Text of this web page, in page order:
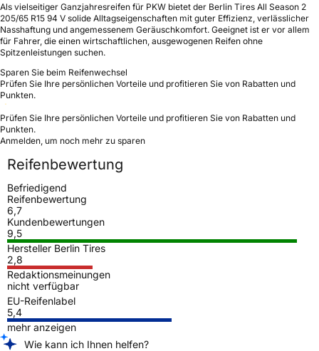
Als vielseitiger Ganzjahresreifen für PKW bietet der Berlin Tires All Season 2
205/65 R15 94 V solide Alltagseigenschaften mit guter Effizienz, verlässlicher
Nasshaftung und angemessenem Geräuschkomfort. Geeignet ist er vor allem
für Fahrer, die einen wirtschaftlichen, ausgewogenen Reifen ohne
Spitzenleistungen suchen.
Sparen Sie beim Reifenwechsel
Prüfen Sie Ihre persönlichen Vorteile und profitieren Sie von Rabatten und
Punkten.
Prüfen Sie Ihre persönlichen Vorteile und profitieren Sie von Rabatten und
Punkten.
Anmelden, um noch mehr zu sparen
Reifenbewertung
Befriedigend
Reifenbewertung
6,7
Kundenbewertungen
9,5
Hersteller Berlin Tires
2,8
Redaktionsmeinungen
nicht verfügbar
EU-Reifenlabel
5,4
mehr anzeigen
Wie kann ich Ihnen helfen?